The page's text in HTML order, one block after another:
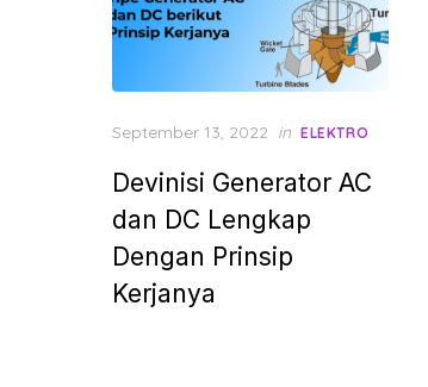
Posted
September 13, 2022 in ELEKTRO
Devinisi Generator AC
dan DC Lengkap
Dengan Prinsip
Kerjanya